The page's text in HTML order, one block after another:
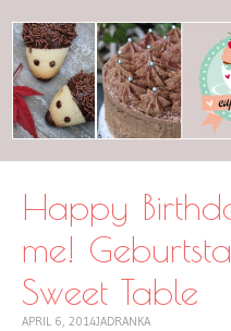
Happy
me!
Sweet Table
APRIL 6, 2014JADRANKA